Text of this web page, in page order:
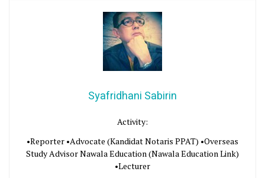
Syafridhani Sabirin
Activity:
•Reporter •Advocate (Kandidat Notaris PPAT) •Overseas
Study Advisor Nawala Education (Nawala Education Link)
•Lecturer